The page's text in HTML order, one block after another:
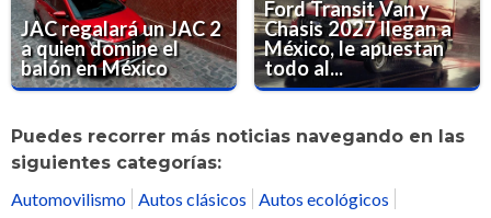
JAC regalará un JAC 2
a quien domine el
balón en México
Ford Transit Van y
Chasis 2027 llegan a
México, le apuestan
todo al...
Puedes recorrer más noticias navegando en las
siguientes categorías:
Automovilismo Autos clásicos
Autos ecológicos